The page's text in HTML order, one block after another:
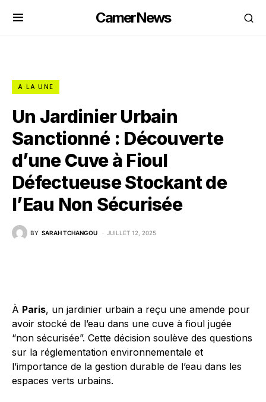
CamerNews
A LA UNE
Un Jardinier Urbain
Sanctionné : Découverte
d’une Cuve à Fioul
Défectueuse Stockant de
l’Eau Non Sécurisée
BY SARAH TCHANGOU JUILLET 12, 2025
À Paris, un jardinier urbain a reçu une amende pour
avoir stocké de l’eau dans une cuve à fioul jugée
“non sécurisée”. Cette décision soulève des questions
sur la réglementation environnementale et
l’importance de la gestion durable de l’eau dans les
espaces verts urbains.